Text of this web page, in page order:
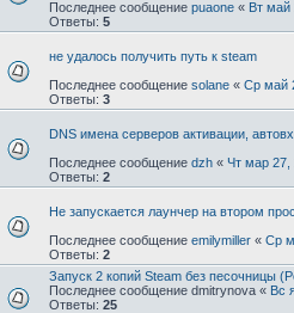
Последнее сообщение puaone « Вт май
Ответы: 5
не удалось получить путь к steam
Последнее сообщение solane « Ср май
Ответы: 3
DNS имена серверов активации,
Последнее сообщение dzh « Чт мар 27,
Ответы: 2
Не запускается лаунчер на втором
Последнее сообщение emilymiller « Ср
Ответы: 2
Запуск 2 копий Steam без песочницы
Последнее сообщение dmitrynova « Вс
Ответы: 25